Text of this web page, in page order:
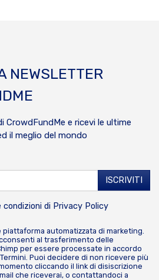
NEWSLETTER
CrowdFundMe e ricevi le ultime
il meglio del mondo
di Privacy Policy
piattaforma automatizzata di marketing.
al trasferimento delle
per essere processate in accordo
Termini . Puoi decidere di non ricevere più
cliccando il link di disiscrizione
che riceverai, o contattandoci a